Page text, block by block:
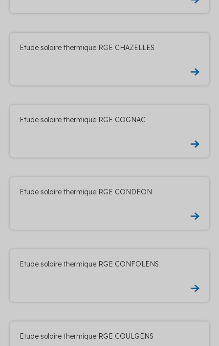
Etude solaire thermique RGE CHAZELLES
Etude solaire thermique RGE COGNAC
Etude solaire thermique RGE CONDEON
Etude solaire thermique RGE CONFOLENS
Etude solaire thermique RGE COULGENS